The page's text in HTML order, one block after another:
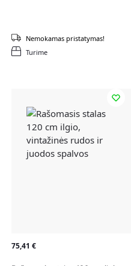
Turime
Nemokamas pristatymas!
75,41 €